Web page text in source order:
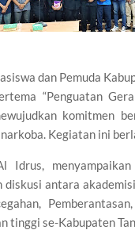
dan Pemuda
“Penguatan
komitmen
Kegiatan ini
Idrus,
diskusi antara
tinggi se-Kabupaten